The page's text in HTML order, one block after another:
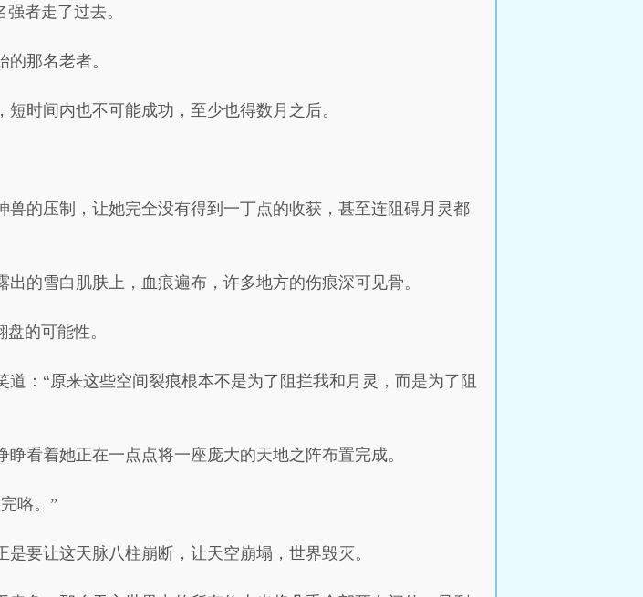
者走了过去。
那名老者。
时间内也不可能成功，至少也得数月之后。
的压制，让她完全没有得到一丁点的收获，甚至连阻碍月灵都
的雪白肌肤上，血痕遍布，许多地方的伤痕深可见骨。
的可能性。
：“原来这些空间裂痕根本不是为了阻拦我和月灵，而是为了阻
看着她正在一点点将一座庞大的天地之阵布置完成。
咯。”
要让这天脉八柱崩断，让天空崩塌，世界毁灭。